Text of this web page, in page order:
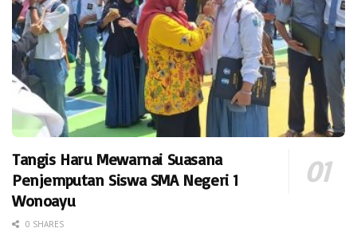
Tangis Haru Mewarnai Suasana
Penjemputan Siswa SMA Negeri 1
Wonoayu
0 SHARES